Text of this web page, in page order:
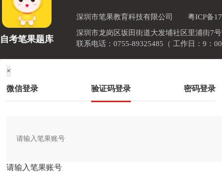
自考笔果题库
深圳市笔果教育科技有限公司
粤ICP备
深圳市龙岗区坂田街道大发埔社区里浦街7
联系电话：0755-89325485（ 工作日：9：
×
微信登录 验证码登录 密码登录
请输入笔果账号